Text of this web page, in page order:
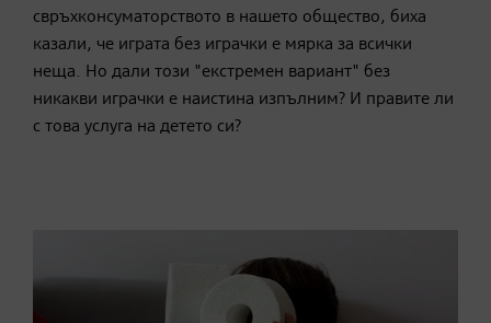
свръхконсуматорството в нашето общество, биха
казали, че играта без играчки е мярка за всички
неща. Но дали този "екстремен вариант" без
никакви играчки е наистина изпълним? И правите ли
с това услуга на детето си?